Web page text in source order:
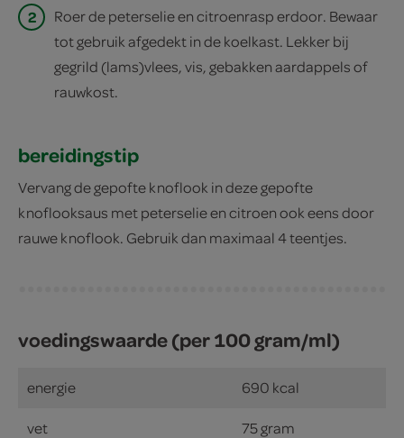
2
Roer de peterselie en citroenrasp erdoor. Bewaar
tot gebruik afgedekt in de koelkast. Lekker bij
gegrild (lams)vlees, vis, gebakken aardappels of
rauwkost.
bereidingstip
Vervang de gepofte knoflook in deze gepofte
knoflooksaus met peterselie en citroen ook eens door
rauwe knoflook. Gebruik dan maximaal 4 teentjes.
voedingswaarde (per 100 gram/ml)
energie 690 kcal
vet 75 gram